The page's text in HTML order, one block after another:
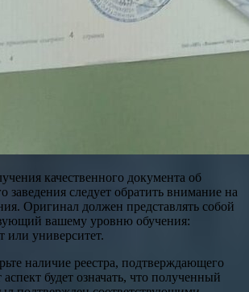
качественного документа об
заведения следует обратить внимание на
Оригинал должен представлять собой
вашему уровню обучения:
или университет.
наличие реестра, подтверждающего
будет означать, что полученный